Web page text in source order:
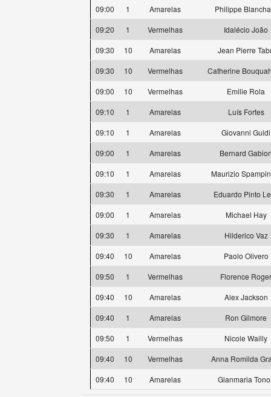
09:00
1 Amarelas
Philippe
09:20
1 Vermelhas
Idalécio João
09:30
10 Amarelas
Jean Pierre
09:30
10 Vermelhas
Catherine
09:00
10 Vermelhas
Emilie Rola
09:10
1 Amarelas
Luís Fortes
09:10
1 Amarelas
Giovanni Guidi
09:00
1 Amarelas
Bernard
09:10
1 Amarelas
Maurizio
09:30
1 Amarelas
Eduardo Pinto
09:00
1 Amarelas
Michael Hay
09:30
1 Amarelas
Hilderico Vaz
09:40
10 Amarelas
Paolo Olivero
09:50
1 Vermelhas
Florence Roger
09:40
10 Amarelas
Alex Jackson
09:40
1 Amarelas
Ron Gilmore
09:50
1 Vermelhas
Nicole Wailly
09:40
10 Vermelhas
Anna Romilda
09:40
10 Amarelas Gianmaria